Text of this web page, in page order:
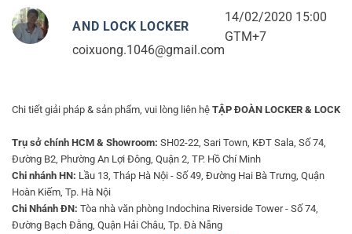
AND LOCK LOCKER
coixuong.1046@gmail.com
14/02/2020 15:00
GTM+7
Chi tiết giải pháp & sản phẩm, vui lòng liên hệ TẬP ĐOÀN LOCKER & LOCK
Trụ sở chính HCM & Showroom: SH02-22, Sari Town, KĐT Sala, Số 74,
Đường B2, Phường An Lợi Đông, Quận 2, TP. Hồ Chí Minh
Chi nhánh HN: Lầu 13, Tháp Hà Nội - Số 49, Đường Hai Bà Trưng, Quận
Hoàn Kiếm, Tp. Hà Nội
Chi Nhánh ĐN: Tòa nhà văn phòng Indochina Riverside Tower - Số 74,
Đường Bạch Đằng, Quận Hải Châu, Tp. Đà Nẵng